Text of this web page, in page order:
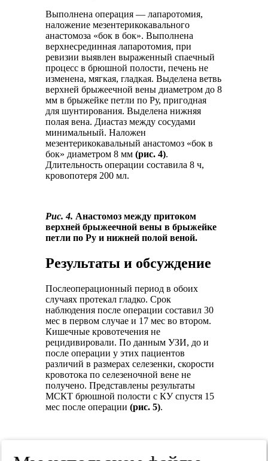
Выполнена операция — лапаротомия,
наложение мезентерикокавального
анастомоза «бок в бок». Выполнена
верхнесрединная лапаротомия, при
ревизии выявлен выраженный спаечный
процесс в брюшной полости, печень не
изменена, мягкая, гладкая. Выделена ветвь
верхней брыжеечной вены диаметром до 8
мм в брыжейке петли по Ру, пригодная
для шунтирования. Выделена нижняя
полая вена. Диастаз между сосудами
минимальный. Наложен
мезентерикокавальный анастомоз «бок в
бок» диаметром 8 мм(рис. 4).
Длительность операции составила 8 ч,
кровопотеря 200 мл.
Рис. 4. Анастомоз между притоком
верхней брыжеечной вены в брыжейке
петли по Ру и нижней полой веной.
Результаты и обсуждение
Послеоперационный период в обоих
случаях протекал гладко. Срок
наблюдения после операции составил 30
мес в первом случае и 17 мес во втором.
Кишечные кровотечения не
рецидивировали. По данным УЗИ, до и
после операции у этих пациентов
различий в размерах селезенки, скорости
кровотока по селезеночной вене не
получено. Представлены результаты
МСКТ брюшной полости с КУ спустя 15
мес после операции(рис. 5).
венозная фаза, проекция максимальной